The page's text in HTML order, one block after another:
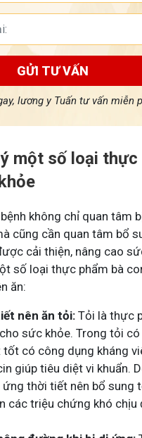
GỬI TƯ VẤN
lương y Tuấn tư vấn miễn
một số loại thực
không chỉ quan tâm
cũng cần quan tâm bổ
cải thiện, nâng cao
số loại thực phẩm bà
ăn:
nên ăn tỏi:Tỏi là thực
sức khỏe. Trong tỏi
tốt có công dụng kháng
giúp tiêu diệt vi khuẩn.
thời tiết nên bổ sung
các triệu chứng khó chịu